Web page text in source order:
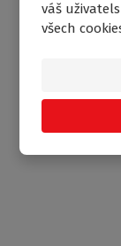
váš
všech
NOVINKA